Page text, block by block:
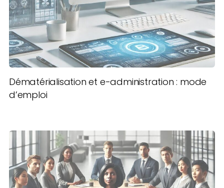
Dématérialisation et e-administration : mode
d’emploi